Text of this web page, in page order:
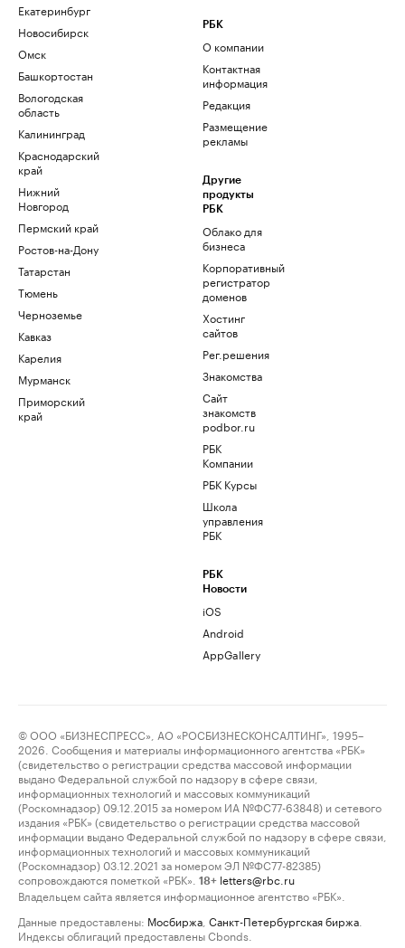
Екатеринбург
Новосибирск
Омск
Башкортостан
Вологодская
область
Калининград
Краснодарский
край
Нижний
Новгород
Пермский край
Ростов-на-Дону
Татарстан
Тюмень
Черноземье
Кавказ
Карелия
Мурманск
Приморский
край
РБК
О компании
Контактная
информация
Редакция
Размещение
рекламы
Другие
продукты
РБК
Облако для
бизнеса
Корпоративный
регистратор
доменов
Хостинг
сайтов
Рег.решения
Знакомства
Сайт
знакомств
podbor.ru
РБК
Компании
РБК Курсы
Школа
управления
РБК
РБК
Новости
iOS
Android
AppGallery
© ООО «БИЗНЕСПРЕСС», АО «РОСБИЗНЕСКОНСАЛТИНГ», 1995–
2026. Сообщения и материалы информационного агентства «РБК»
(свидетельство о регистрации средства массовой информации
выдано Федеральной службой по надзору в сфере связи,
информационных технологий и массовых коммуникаций
(Роскомнадзор) 09.12.2015 за номером ИА №ФС77-63848) и сетевого
издания «РБК» (свидетельство о регистрации средства массовой
информации выдано Федеральной службой по надзору в сфере связи,
информационных технологий и массовых коммуникаций
(Роскомнадзор) 03.12.2021 за номером ЭЛ №ФС77-82385)
сопровождаются пометкой «РБК».
18+ letters@rbc.ru
Владельцем сайта является информационное агентство «РБК».
Данные предоставлены: Мосбиржа Санкт-Петербургская биржа
Индексы облигаций предоставлены Cbonds.